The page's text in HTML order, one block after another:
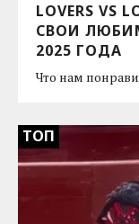
LOVERS VS
СВОИ
2025 ГОДА
Что нам
ТОП